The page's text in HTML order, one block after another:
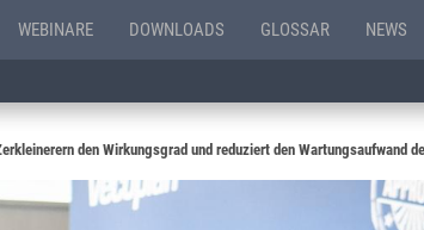
WEBINARE DOWNLOADS GLOSSAR NEWS
den Wirkungsgrad und reduziert den Wartungsaufwand